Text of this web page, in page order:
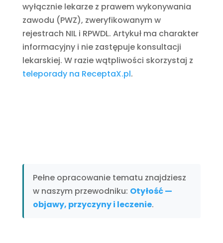
wyłącznie lekarze z prawem wykonywania
zawodu (PWZ), zweryfikowanym w
rejestrach NIL i RPWDL. Artykuł ma charakter
informacyjny i nie zastępuje konsultacji
lekarskiej. W razie wątpliwości skorzystaj z
teleporady na ReceptaX.pl.
Pełne opracowanie tematu znajdziesz
w naszym przewodniku: Otyłość —
objawy, przyczyny i leczenie.